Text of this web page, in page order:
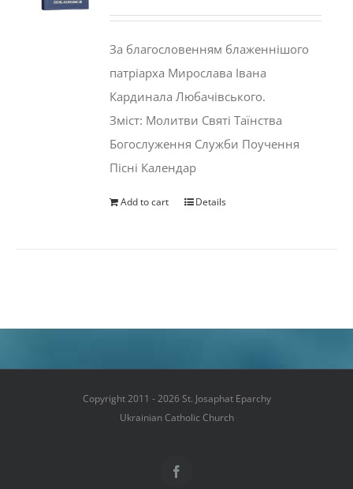
$35.00.$29.99.
За благословенням блаженнішого
патріарха Мирослава Івана
Кардинала Любачівського.
Зміст: Молитви Святі Таїнства
Богослуження Служби Поучення
Пісні Календар
Add to cart Details
Copyright 2011 - 2026 St. Josaphat Eparchy
Ukrainian Catholic Church
Facebook